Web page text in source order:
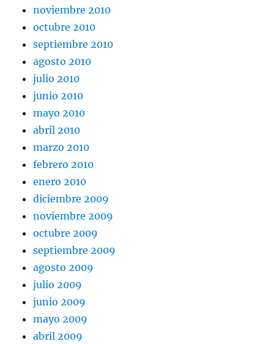
noviembre 2010
octubre 2010
septiembre 2010
agosto 2010
julio 2010
junio 2010
mayo 2010
abril 2010
marzo 2010
febrero 2010
enero 2010
diciembre 2009
noviembre 2009
octubre 2009
septiembre 2009
agosto 2009
julio 2009
junio 2009
mayo 2009
abril 2009